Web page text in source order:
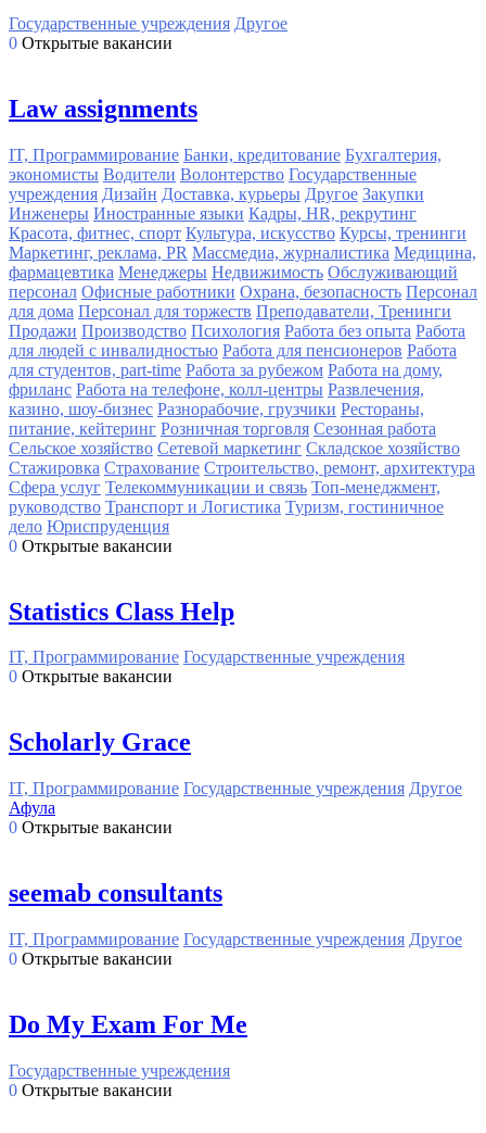
Государственные учреждения Другое
0 Открытые вакансии
Law assignments
IT, Программирование Банки, кредитование Бухгалтерия,
экономисты Водители Волонтерство Государственные
учреждения Дизайн Доставка, курьеры Другое Закупки
Инженеры Иностранные языки Кадры, HR, рекрутинг
Красота, фитнес, спорт Культура, искусство Курсы, тренинги
Маркетинг, реклама, PR Массмедиа, журналистика Медицина,
фармацевтика Менеджеры Недвижимость Обслуживающий
персонал Офисные работники Охрана, безопасность Персонал
для дома Персонал для торжеств Преподаватели, Тренинги
Продажи Производство Психология Работа без опыта Работа
для людей с инвалидностью Работа для пенсионеров Работа
для студентов, part-time Работа за рубежом Работа на дому,
фриланс Работа на телефоне, колл-центры Развлечения,
казино, шоу-бизнес Разнорабочие, грузчики Рестораны,
питание, кейтеринг Розничная торговля Сезонная работа
Сельское хозяйство Сетевой маркетинг Складское хозяйство
Стажировка Страхование Строительство, ремонт, архитектура
Сфера услуг Телекоммуникации и связь Топ-менеджмент,
руководство Транспорт и Логистика Туризм, гостиничное
дело Юриспруденция
0 Открытые вакансии
Statistics Class Help
IT, Программирование Государственные учреждения
0 Открытые вакансии
Scholarly Grace
IT, Программирование Государственные учреждения Другое
Афула
0 Открытые вакансии
seemab consultants
IT, Программирование Государственные учреждения Другое
0 Открытые вакансии
Do My Exam For Me
Государственные учреждения
0 Открытые вакансии